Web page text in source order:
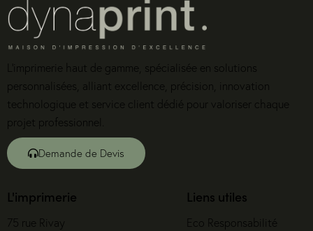
L’imprimerie haut de gamme, spécialisée en solutions
personnalisées, alliant excellence, précision, innovation
technologique et service client dédié pour valoriser chaque
projet professionnel.
Demande de Devis
L'imprimerie
75 rue Rivay
Liens utiles
Eco Responsabilité